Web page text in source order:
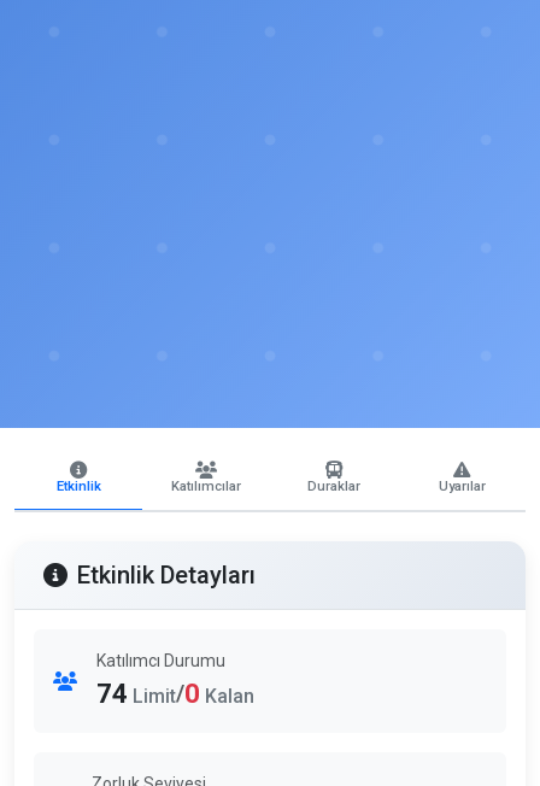
Etkinlik Katılımcılar Duraklar Uyarılar
Etkinlik Detayları
Katılımcı Durumu
74 Limit/0 Kalan